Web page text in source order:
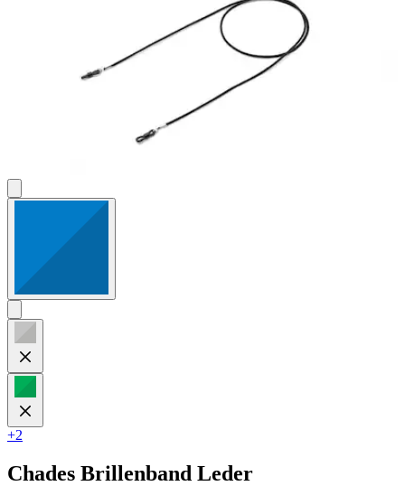
+2
Chades Brillenband Leder